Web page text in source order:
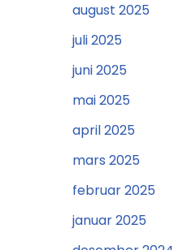
august 2025
juli 2025
juni 2025
mai 2025
april 2025
mars 2025
februar 2025
januar 2025